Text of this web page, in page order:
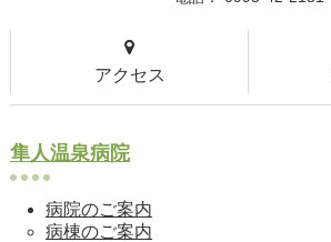
アクセス
隼人温泉病院
病院のご案内
病棟のご案内